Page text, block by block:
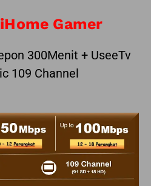
Gamer
300Menit + UseeTv
109 Channel